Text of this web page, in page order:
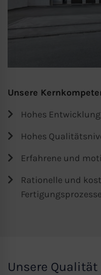
Unsere
Hohes
Hohes
Erfahrene und
Rationelle und
Fertigungsprozesse
Unsere